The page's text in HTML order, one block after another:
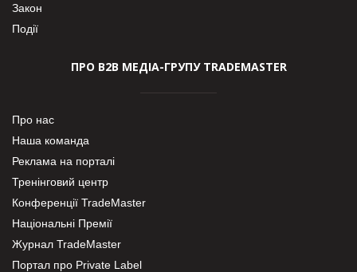
Закон
Події
ПРО В2В МЕДІА-ГРУПУ TRADEMASTER
Про нас
Наша команда
Реклама на порталі
Тренінговий центр
Конференції TradeMaster
Національні Премії
Журнал TradeMaster
Портал про Private Label